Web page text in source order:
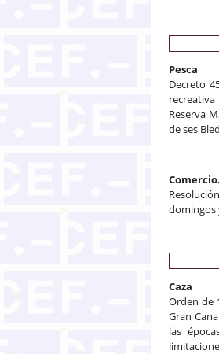
Pesca
Decreto
Reserva
de ses
domingos
Caza
Orden de
Gran
las